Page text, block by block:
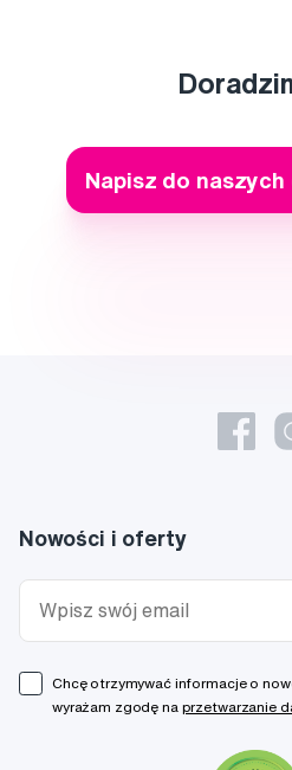
Napisz do
Nowości i oferty
Chcę otrzymywać informacje o
wyrażam zgodę na przetwarzanie